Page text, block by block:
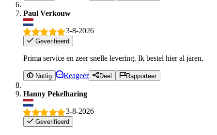
Paul Verkouw
3-8-2026
Geverifieerd
Prima service en zeer snelle levering. Ik bestel hier al jaren.
Nuttig Reageer Deel Rapporteer
Hanny Pekelharing
3-8-2026
Geverifieerd